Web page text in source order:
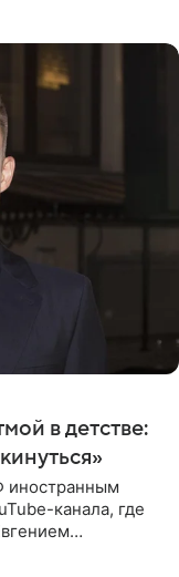
в детстве:
иностранным
канала, где